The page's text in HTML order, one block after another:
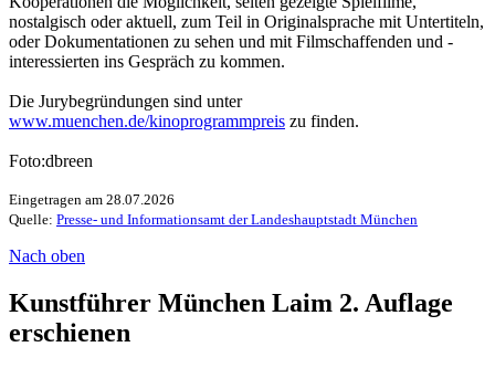
nostalgisch oder aktuell, zum Teil in Originalsprache mit Untertiteln,
oder Dokumentationen zu sehen und mit Filmschaffenden und -
interessierten ins Gespräch zu kommen.
Die Jurybegründungen sind unter
www.muenchen.de/kinoprogrammpreis zu finden.
Foto:dbreen
Eingetragen am 28.07.2026
Quelle: Presse- und Informationsamt der Landeshauptstadt München
Nach oben
Kunstführer München Laim 2. Auflage
erschienen